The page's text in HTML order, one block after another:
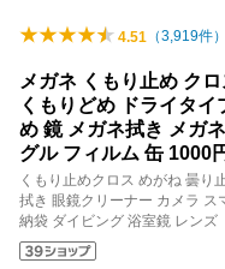
4.51 （3,919件）
メガネ くもり止め ク
くもりどめ ドライタ
め 鏡 メガネ拭き メガ
グル フィルム 缶 1000
くもり止めクロス めがね 曇り
拭き 眼鏡クリーナー カメラ ス
納袋 ダイビング 浴室鏡 レンズ